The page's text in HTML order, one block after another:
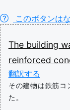
このボタンは
The building
reinforced
翻訳する
その建物は鉄筋コ
た。